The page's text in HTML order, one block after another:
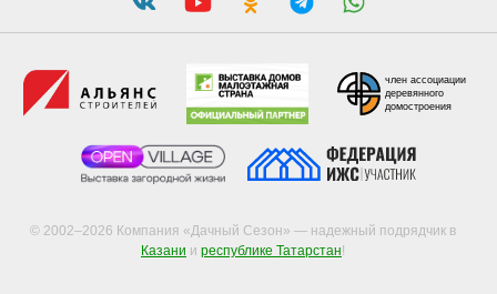
© 2002–2026 Компания «Дачный Сезон» — надежный подрядчик в
Казани и республике Татарстан!
член ассоциации
деревянного
домостроения